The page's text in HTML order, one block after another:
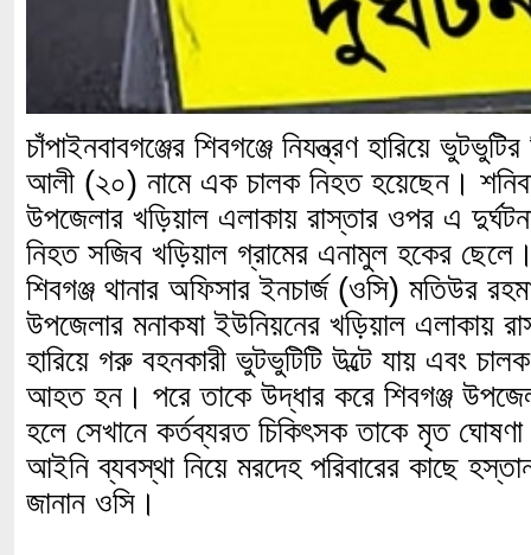
চাঁপাইনবাবগঞ্জের শিবগঞ্জে নিযন্ত্রণ হারিয়ে
আলী (২০) নামে এক চালক নিহত হয়েছেন।
উপজেলার খড়িয়াল এলাকায় রাস্তার ওপর এ
নিহত সজিব খড়িয়াল গ্রামের এনামুল হকের
শিবগঞ্জ থানার অফিসার ইনচার্জ (ওসি) মতিউর
উপজেলার মনাকষা ইউনিয়নের খড়িয়াল এলাকায়
হারিয়ে গরু বহনকারী ভুটভুটিটি উল্টে যায় এবং
আহত হন। পরে তাকে উদ্ধার করে শিবগঞ্জ
হলে সেখানে কর্তব্যরত চিকিৎসক তাকে মৃত
আইনি ব্যবস্থা নিয়ে মরদেহ পরিবারের কাছে
জানান ওসি।